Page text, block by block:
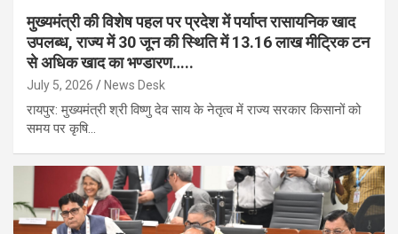
मुख्यमंत्री की विशेष पहल पर प्रदेश में पर्याप्त रासायनिक खाद
उपलब्ध, राज्य में 30 जून की स्थिति में 13.16 लाख मीट्रिक टन
से अधिक खाद का भण्डारण…..
July 5, 2026 News Desk
रायपुर: मुख्यमंत्री श्री विष्णु देव साय के नेतृत्व में राज्य सरकार किसानों को
समय पर कृषि…